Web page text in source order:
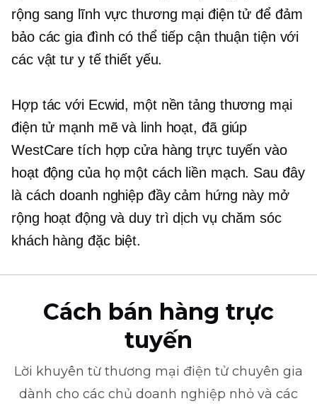
rộng sang lĩnh vực thương mại điện tử để đảm
bảo các gia đình có thể tiếp cận thuận tiện với
các vật tư y tế thiết yếu.
Hợp tác với Ecwid, một nền tảng thương mại
điện tử mạnh mẽ và linh hoạt, đã giúp
WestCare tích hợp cửa hàng trực tuyến vào
hoạt động của họ một cách liền mạch. Sau đây
là cách doanh nghiệp đầy cảm hứng này mở
rộng hoạt động và duy trì dịch vụ chăm sóc
khách hàng đặc biệt.
Cách bán hàng trực
tuyến
Lời khuyên từ thương mại điện tử chuyên gia
dành cho các chủ doanh nghiệp nhỏ và các